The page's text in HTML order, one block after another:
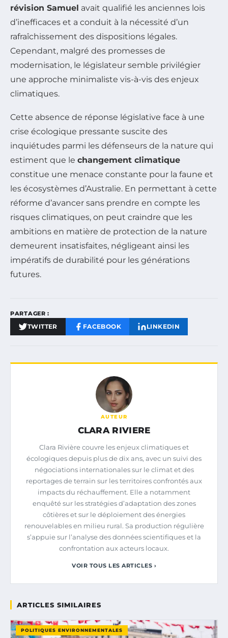
révision Samuel avait qualifié les anciennes lois
d’inefficaces et a conduit à la nécessité d’un
rafraîchissement des dispositions légales.
Cependant, malgré des promesses de
modernisation, le législateur semble privilégier
une approche minimaliste vis-à-vis des enjeux
climatiques.
Cette absence de réponse législative face à une
crise écologique pressante suscite des
inquiétudes parmi les défenseurs de la nature qui
estiment que le changement climatique
constitue une menace constante pour la faune et
les écosystèmes d’Australie. En permettant à cette
réforme d’avancer sans prendre en compte les
risques climatiques, on peut craindre que les
ambitions en matière de protection de la nature
demeurent insatisfaites, négligeant ainsi les
impératifs de durabilité pour les générations
futures.
PARTAGER :
TWITTER FACEBOOK LINKEDIN
AUTEUR
CLARA RIVIERE
Clara Rivière couvre les enjeux climatiques et
écologiques depuis plus de dix ans, avec un suivi des
négociations internationales sur le climat et des
reportages de terrain sur les territoires confrontés aux
impacts du réchauffement. Elle a notamment
enquêté sur les stratégies d’adaptation des zones
côtières et sur le déploiement des énergies
renouvelables en milieu rural. Sa production régulière
s’appuie sur l’analyse des données scientifiques et la
confrontation aux acteurs locaux.
VOIR TOUS LES ARTICLES ›
ARTICLES SIMILAIRES
POLITIQUES ENVIRONNEMENTALES